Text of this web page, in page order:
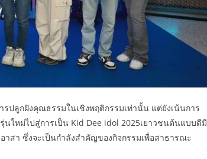
ปลูกฝังคุณธรรมในเชิงพฤติกรรมเท่านั้น แต่ยังเน้นการ
ใหม่ไปสู่การเป็น Kid Dee idol 2025เยาวชนต้นแบบดีมี
สา ซึ่งจะเป็นกำลังสำคัญของกิจกรรมเพื่อสาธารณะ